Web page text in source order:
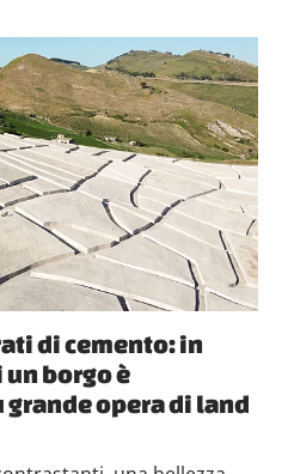
di cemento: in
borgo è
opera di land